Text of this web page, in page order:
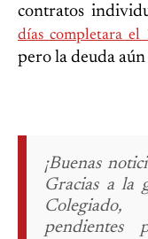
contratos
días completara el
pero la deuda
¡Buenas
Gracias a la
pendientes